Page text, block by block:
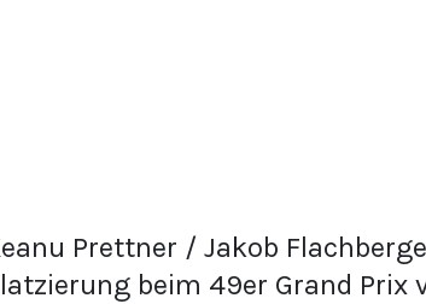
Prettner / Jakob
beim 49er Grand Prix